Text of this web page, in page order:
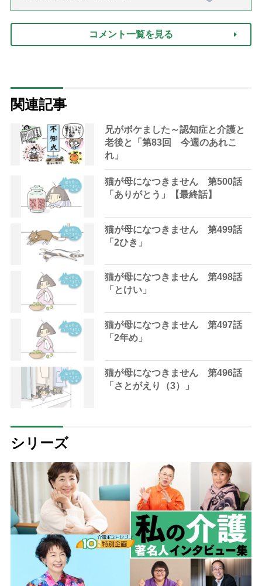
達』が届きました」）
コメント一覧を見る
関連記事
兄がボケました～認知症と介護と
老後と「第83回 今週のあれこ
れ」
猫が母になつきません 第500話
「ありがとう」【最終話】
猫が母になつきません 第499話
「2ひき」
猫が母になつきません 第498話
「とけい」
猫が母になつきません 第497話
「2年め」
猫が母になつきません 第496話
「さとがえり（3）」
シリーズ